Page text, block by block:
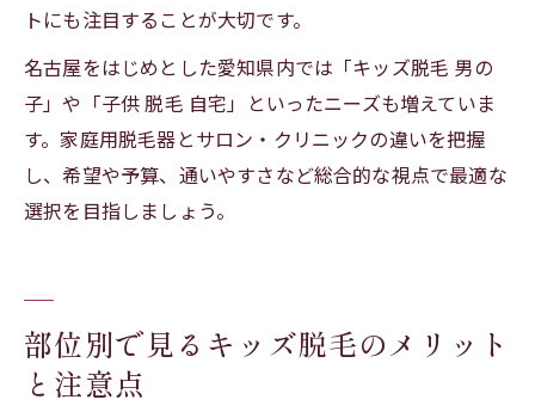
トにも注目することが大切です。
名古屋をはじめとした愛知県内では「キッズ脱毛 男の
子」や「子供 脱毛 自宅」といったニーズも増えていま
す。家庭用脱毛器とサロン・クリニックの違いを把握
し、希望や予算、通いやすさなど総合的な視点で最適な
選択を目指しましょう。
部位別で見るキッズ脱毛のメリット
と注意点